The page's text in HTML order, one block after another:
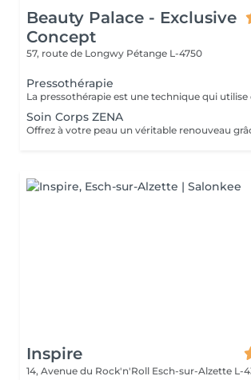
Beauty Palace - Exclusive
Concept
57, route de Longwy Pétange L-4750
Pressothérapie
Soin Corps ZENA
Inspire
14, Avenue du Rock'n'Roll Esch-sur-Alzette L-